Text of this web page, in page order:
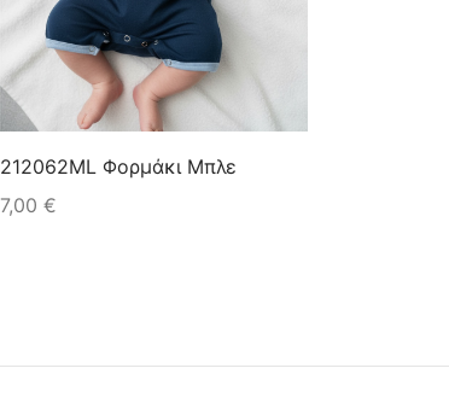
212062ML Φορμάκι Μπλε
7,00 €